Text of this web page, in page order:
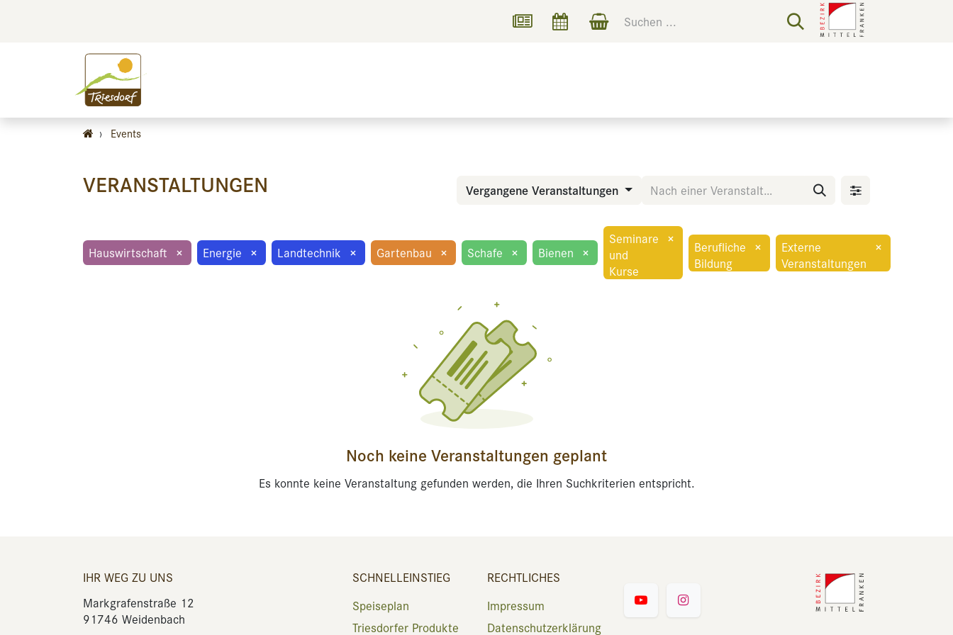
› Events
VERANSTALTUNGEN Vergangene Veranstaltungen
Hauswirtschaft × Energie × Landtechnik × Gartenbau × Schafe × Bienen ×
Seminare
und
Kurse
×
Berufliche
Bildung
×
Externe
Veranstaltungen
×
Noch keine Veranstaltungen geplant
Es konnte keine Veranstaltung gefunden werden, die Ihren Suchkriterien entspricht.
IHR WEG ZU UNS
Markgrafenstraße 12
91746 Weidenbach
SCHNELLEINSTIEG
Speiseplan
Triesdorfer Produkte
RECHTLICHES
Impressum
Datenschutzerklärung